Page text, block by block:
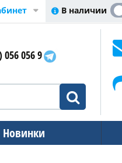
В наличии
ДА
056 056 9
Новинки